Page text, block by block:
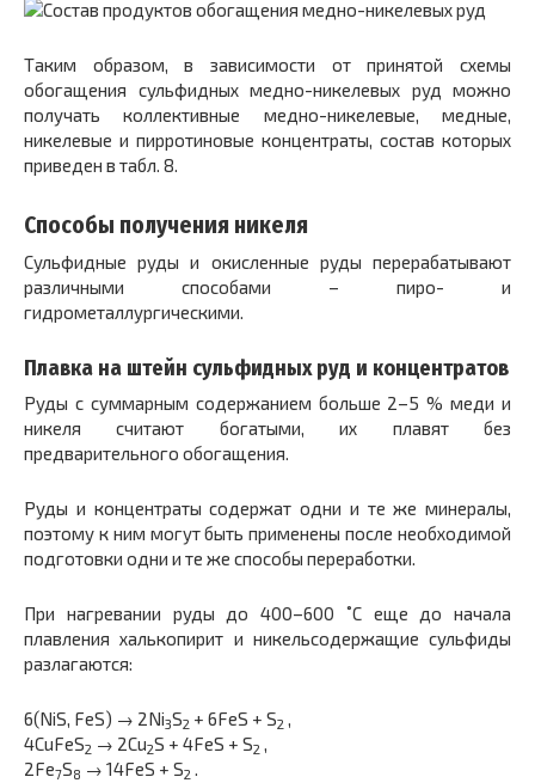
Таким образом, в зависимости от принятой схемы
обогащения сульфидных медно-никелевых руд можно
получать коллективные медно-никелевые, медные,
никелевые и пирротиновые концентраты, состав которых
приведен в табл. 8.
Способы получения никеля
Сульфидные руды и окисленные руды перерабатывают
различными способами – пиро- и
гидрометаллургическими.
Плавка на штейн сульфидных руд и концентратов
Руды с суммарным содержанием больше 2–5 % меди и
никеля считают богатыми, их плавят без
предварительного обогащения.
Руды и концентраты содержат одни и те же минералы,
поэтому к ним могут быть применены после необходимой
подготовки одни и те же способы переработки.
При нагревании руды до 400–600 ˚С еще до начала
плавления халькопирит и никельсодержащие сульфиды
разлагаются:
6(NiS, FeS) → 2Ni3S2 + 6FeS + S2 ,
4CuFeS2 → 2Cu2S + 4FeS + S2 ,
2Fe7S8 → 14FeS + S2 .